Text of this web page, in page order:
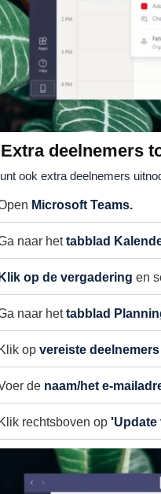
deelnemers
ook extra deelnemers
Microsoft Teams.
naar hettabblad
Klik op de vergadering en
naar hettabblad
Klik op vereiste
de naam/het e-
Klik rechtsboven op 'Update